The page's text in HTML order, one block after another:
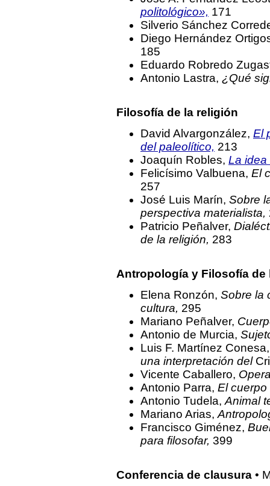
politológico», 171
Silverio Sánchez
Diego Hernández
185
Eduardo Robredo
Antonio Lastra, ¿Qué
Filosofía de la religión
David Alvargonzález, El
del paleolítico, 213
Joaquín Robles, La idea
Felicísimo Valbuena, El
257
José Luis Marín, Sobre
perspectiva materialista,
Patricio Peñalver,
de la religión, 283
Antropología y Filosofía de
Elena Ronzón, Sobre la
cultura, 295
Mariano Peñalver,
Antonio de Murcia,
Luis F. Martínez
una interpretación del
Vicente Caballero,
Antonio Parra, El cuerpo
Antonio Tudela, Animal
Mariano Arias,
Francisco Giménez,
para filosofar, 399
Conferencia de clausura •